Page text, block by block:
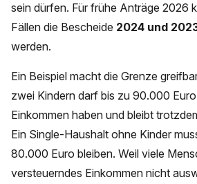
sein dürfen. Für frühe Anträge 2026
Fällen die Bescheide 2024 und
werden.
Ein Beispiel macht die Grenze
zwei Kindern darf bis zu 90.000
Einkommen haben und bleibt
Ein Single-Haushalt ohne Kinder
80.000 Euro bleiben. Weil viele
versteuerndes Einkommen nicht